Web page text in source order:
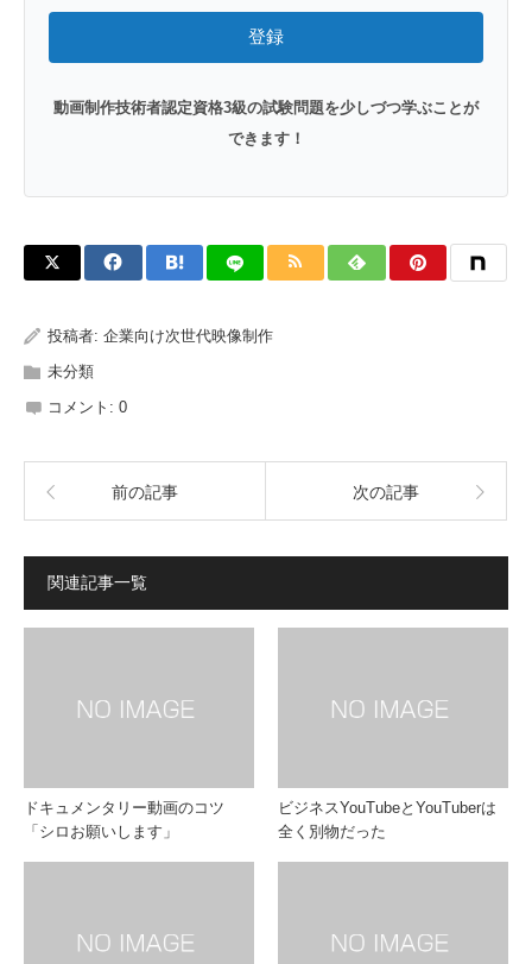
登録
動画制作技術者認定資格3級の試験問題を少しづつ学ぶことが
できます！
投稿者: 企業向け次世代映像制作
未分類
コメント: 0
前の記事 次の記事
関連記事一覧
ドキュメンタリー動画のコツ
「シロお願いします」
ビジネスYouTubeとYouTuberは
全く別物だった